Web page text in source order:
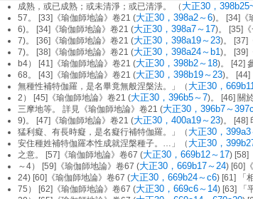
成熟，或已成熟；或未清淨；或已清淨。 （ 大正30，
57。 [33]《瑜伽師地論》卷21 (大正30，398a2～6)。 [34]《
6)。 [34]《瑜伽師地論》卷21 (大正30，398a7～17)。 [35]
7)。 [36]《瑜伽師地論》卷21 (大正30，398a19～23)。 [37]
7)。 [38]《瑜伽師地論》卷21 (大正30，398a24～b1)。 [39]
b4） [41]《瑜伽師地論》卷21 (大正30，398b2～18)。 [42]
68。 [43]《瑜伽師地論》卷21 (大正30，398b19～23)。 [44]
無種性補特伽羅，是名畢竟無般涅槃法。」（ 大正30，
2） [45]《瑜伽師地論》卷21 (大正30，396b5～7)。 [46] 關
三摩地等。 詳見《瑜伽師地論》卷21 (大正30，396b7～
9)。 [47]《瑜伽師地論》卷21 (大正30，400a19～23)。 [48]
猛利癡、有長時癡，是名癡行補特伽羅。」（ 大正30，399a3
安住種姓補特伽羅本性成就涅槃種子。…」（ 大正30，
之意。 [57]《瑜伽師地論》卷67 (大正30，669b12～17) [58]
～4） [59]《瑜伽師地論》卷67 (大正30，669b17～24) [60]
24) [60]《瑜伽師地論》卷67 (大正30，669b24～c6) [61] 「
75） [62]《瑜伽師地論》卷67 (大正30，669c6～14) [63] 「